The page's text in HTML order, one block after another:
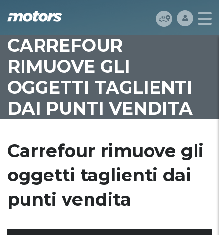
CARREFOUR
RIMUOVE GLI
OGGETTI TAGLIENTI
DAI PUNTI VENDITA
Carrefour rimuove gli
oggetti taglienti dai
punti vendita